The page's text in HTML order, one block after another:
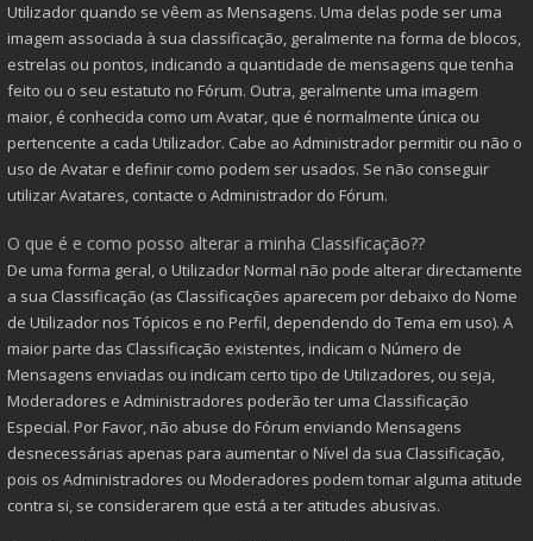
Utilizador quando se vêem as Mensagens. Uma delas pode ser uma
imagem associada à sua classificação, geralmente na forma de blocos,
estrelas ou pontos, indicando a quantidade de mensagens que tenha
feito ou o seu estatuto no Fórum. Outra, geralmente uma imagem
maior, é conhecida como um Avatar, que é normalmente única ou
pertencente a cada Utilizador. Cabe ao Administrador permitir ou não o
uso de Avatar e definir como podem ser usados. Se não conseguir
utilizar Avatares, contacte o Administrador do Fórum.
O que é e como posso alterar a minha Classificação??
De uma forma geral, o Utilizador Normal não pode alterar directamente
a sua Classificação (as Classificações aparecem por debaixo do Nome
de Utilizador nos Tópicos e no Perfil, dependendo do Tema em uso). A
maior parte das Classificação existentes, indicam o Número de
Mensagens enviadas ou indicam certo tipo de Utilizadores, ou seja,
Moderadores e Administradores poderão ter uma Classificação
Especial. Por Favor, não abuse do Fórum enviando Mensagens
desnecessárias apenas para aumentar o Nível da sua Classificação,
pois os Administradores ou Moderadores podem tomar alguma atitude
contra si, se considerarem que está a ter atitudes abusivas.